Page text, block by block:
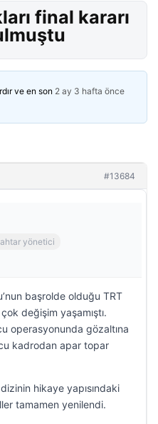
final kararı
ve en son 2 ay 3 hafta önce
#13684
yönetici
başrolde olduğu TRT
değişim yaşamıştı.
operasyonunda gözaltına
kadrodan apar topar
hikaye yapısındaki
tamamen yenilendi.